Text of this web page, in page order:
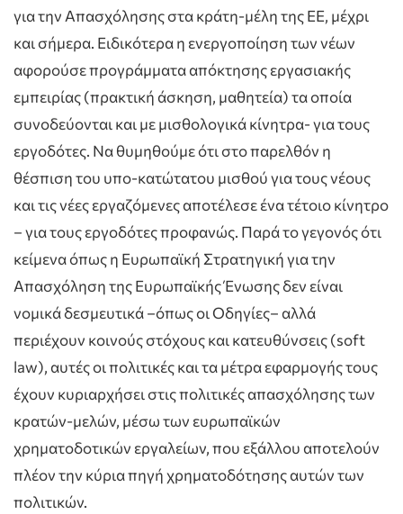
για την Απασχόλησης στα κράτη-μέλη της ΕΕ, μέχρι
και σήμερα. Ειδικότερα η ενεργοποίηση των νέων
αφορούσε προγράμματα απόκτησης εργασιακής
εμπειρίας (πρακτική άσκηση, μαθητεία) τα οποία
συνοδεύονται και με μισθολογικά κίνητρα- για τους
εργοδότες. Να θυμηθούμε ότι στο παρελθόν η
θέσπιση του υπο-κατώτατου μισθού για τους νέους
και τις νέες εργαζόμενες αποτέλεσε ένα τέτοιο κίνητρο
– για τους εργοδότες προφανώς. Παρά το γεγονός ότι
κείμενα όπως η Ευρωπαϊκή Στρατηγική για την
Απασχόληση της Ευρωπαϊκής Ένωσης δεν είναι
νομικά δεσμευτικά –όπως οι Οδηγίες– αλλά
περιέχουν κοινούς στόχους και κατευθύνσεις (soft
law), αυτές οι πολιτικές και τα μέτρα εφαρμογής τους
έχουν κυριαρχήσει στις πολιτικές απασχόλησης των
κρατών-μελών, μέσω των ευρωπαϊκών
χρηματοδοτικών εργαλείων, που εξάλλου αποτελούν
πλέον την κύρια πηγή χρηματοδότησης αυτών των
πολιτικών.